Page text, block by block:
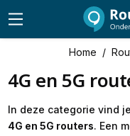
Home /
4G en 5G
In deze categorie vind
4G en 5G routers. Een